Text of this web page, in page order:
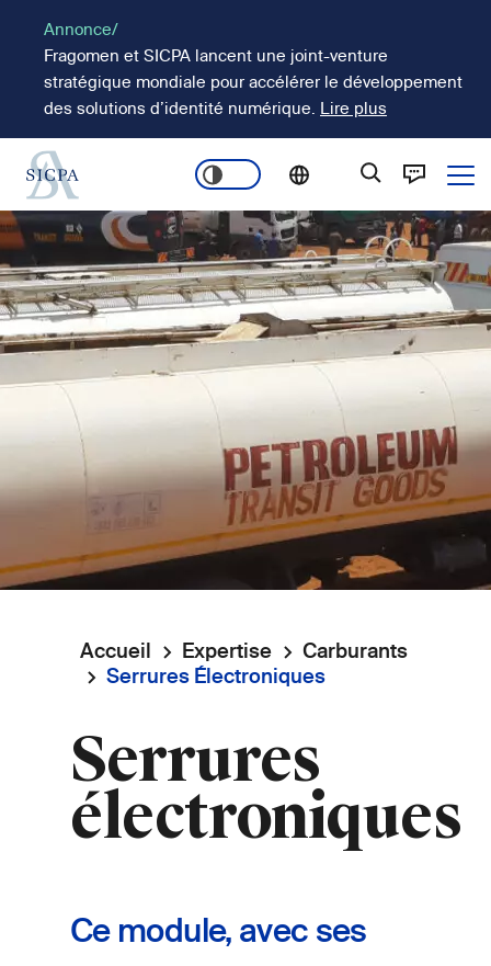
contenu
principal
Annonce/
Fragomen et SICPA lancent une joint-venture
stratégique mondiale pour accélérer le développement
des solutions d’identité numérique. Lire plus
Main
navigation
Image
Fil
Accueil Expertise
Carburants
Serrures Électroniques
Serrures
électroniques
Ce module, avec ses